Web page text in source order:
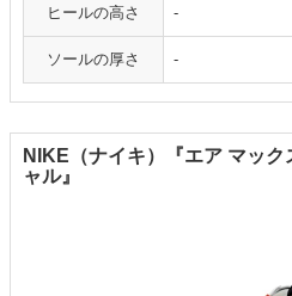
ヒールの高さ -
ソールの厚さ -
NIKE（ナイキ）『エア マック
ャル』